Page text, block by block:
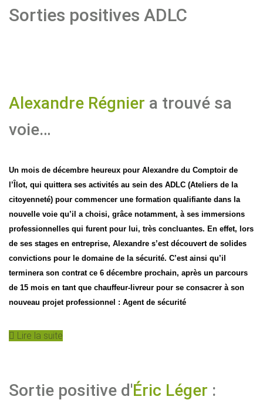
Sorties positives ADLC
Alexandre Régnier a trouvé sa
voie…
Un mois de décembre heureux pour Alexandre du Comptoir de
l’Îlot, qui quittera ses activités au sein des ADLC (Ateliers de la
citoyenneté) pour commencer une formation qualifiante dans la
nouvelle voie qu’il a choisi, grâce notamment, à ses immersions
professionnelles qui furent pour lui, très concluantes. En effet, lors
de ses stages en entreprise, Alexandre s’est découvert de solides
convictions pour le domaine de la sécurité. C’est ainsi qu’il
terminera son contrat ce 6 décembre prochain, après un parcours
de 15 mois en tant que chauffeur-livreur pour se consacrer à son
nouveau projet professionnel : Agent de sécurité
Lire la suite
Sortie positive d'Éric Léger :